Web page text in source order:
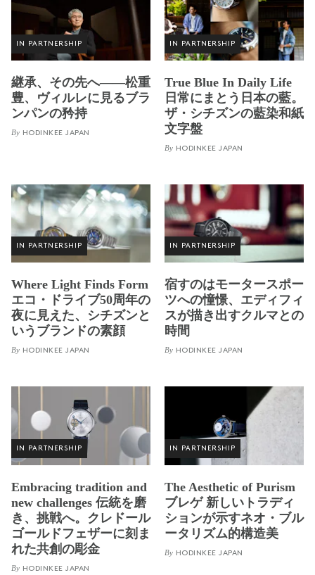
IN PARTNERSHIP
継承、その先へ——松重
豊、ヴィルレに見るブラ
ンパンの矜持
By HODINKEE JAPAN
IN PARTNERSHIP
True Blue In Daily Life
日常にまとう日本の藍。
ザ・シチズンの藍染和紙
文字盤
By HODINKEE JAPAN
IN PARTNERSHIP
Where Light Finds Form
エコ・ドライブ50周年の
夜に見えた、シチズンと
いうブランドの素顔
By HODINKEE JAPAN
IN PARTNERSHIP
宿すのはモータースポー
ツへの憧憬、エディフィ
スが描き出すクルマとの
時間
By HODINKEE JAPAN
IN PARTNERSHIP
Embracing tradition and
new challenges 伝統を磨
き、挑戦へ。クレドール
ゴールドフェザーに刻ま
れた共創の彫金
By HODINKEE JAPAN
IN PARTNERSHIP
The Aesthetic of Purism
ブレゲ 新しいトラディ
ションが示すネオ・ブル
ータリズム的構造美
By HODINKEE JAPAN